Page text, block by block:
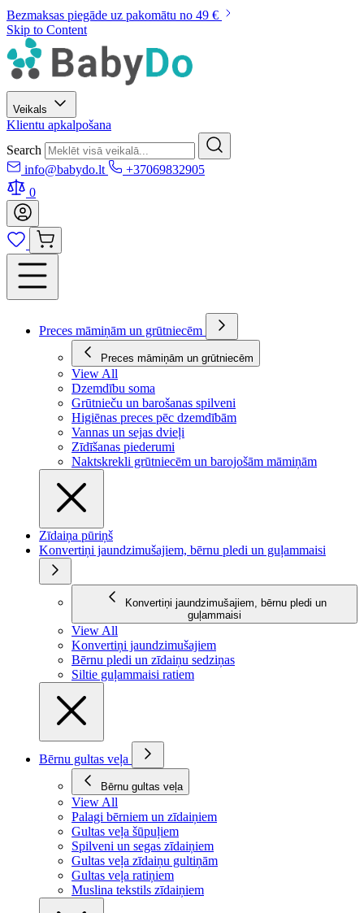
Bezmaksas piegāde uz pakomātu no 49 €
Skip to Content
Veikals
Klientu apkalpošana
Search
info@babydo.lt
+37069832905
0
Preces māmiņām un grūtniecēm
Preces māmiņām un grūtniecēm
View All
Dzemdību soma
Grūtnieču un barošanas spilveni
Higiēnas preces pēc dzemdībām
Vannas un sejas dvieļi
Zīdīšanas piederumi
Naktskrekli grūtniecēm un barojošām māmiņām
Zīdaiņa pūriņš
Konvertiņi jaundzimušajiem, bērnu pledi un guļammaisi
Konvertiņi jaundzimušajiem, bērnu pledi un
guļammaisi
View All
Konvertiņi jaundzimušajiem
Bērnu pledi un zīdaiņu sedziņas
Siltie guļammaisi ratiem
Bērnu gultas veļa
Bērnu gultas veļa
View All
Palagi bērniem un zīdaiņiem
Gultas veļa šūpuļiem
Spilveni un segas zīdaiņiem
Gultas veļa zīdaiņu gultiņām
Gultas veļa ratiņiem
Muslina tekstils zīdaiņiem